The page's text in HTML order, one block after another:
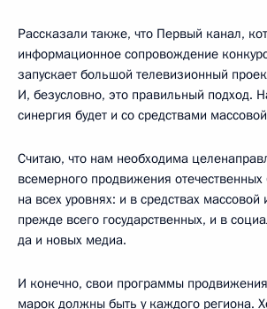
Рассказали также, что Первый канал,
информационное сопровождение
запускает большой телевизионный
И, безусловно, это правильный подход.
синергия будет и со средствами
Считаю, что нам необходима
всемерного продвижения
на всех уровнях: и в средствах
прежде всего государственных, и в
да и новых медиа.
И конечно, свои программы
марок должны быть у каждого региона.